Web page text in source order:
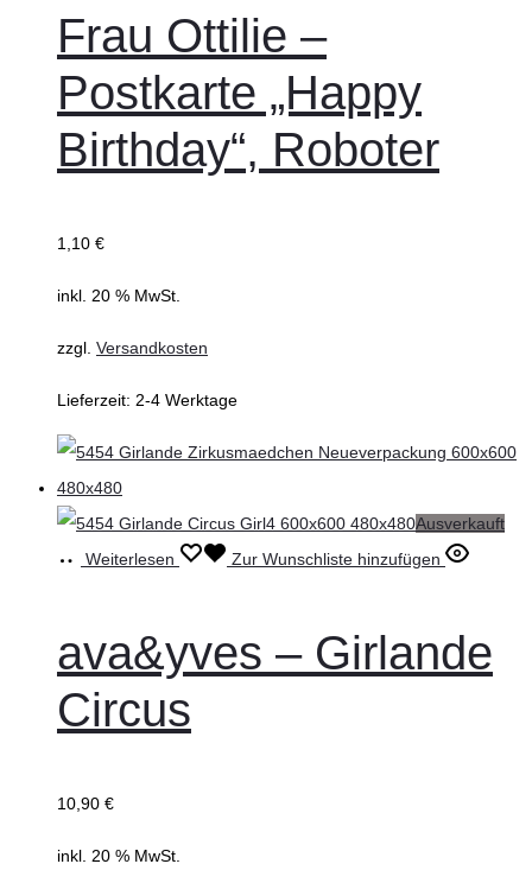
Frau Ottilie –
Postkarte „Happy
Birthday“, Roboter
1,10 €
inkl. 20 % MwSt.
zzgl. Versandkosten
Lieferzeit: 2-4 Werktage
Ausverkauft
Weiterlesen
Zur Wunschliste hinzufügen
ava&yves – Girlande
Circus
10,90 €
inkl. 20 % MwSt.